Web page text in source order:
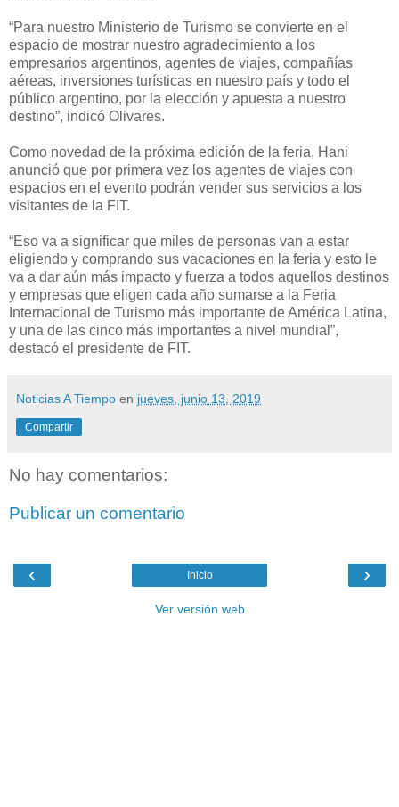
“Para nuestro Ministerio de Turismo se convierte en el
espacio de mostrar nuestro agradecimiento a los
empresarios argentinos, agentes de viajes, compañías
aéreas, inversiones turísticas en nuestro país y todo el
público argentino, por la elección y apuesta a nuestro
destino”, indicó Olivares.
Como novedad de la próxima edición de la feria, Hani
anunció que por primera vez los agentes de viajes con
espacios en el evento podrán vender sus servicios a los
visitantes de la FIT.
“Eso va a significar que miles de personas van a estar
eligiendo y comprando sus vacaciones en la feria y esto le
va a dar aún más impacto y fuerza a todos aquellos destinos
y empresas que eligen cada año sumarse a la Feria
Internacional de Turismo más importante de América Latina,
y una de las cinco más importantes a nivel mundial”,
destacó el presidente de FIT.
Noticias A Tiempo en jueves, junio 13, 2019
Compartir
No hay comentarios:
Publicar un comentario
‹ ›
Inicio
Ver versión web